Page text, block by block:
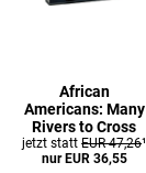
African
Americans: Many
Rivers to Cross
jetzt stattEUR 47,26¹
nur EUR 36,55